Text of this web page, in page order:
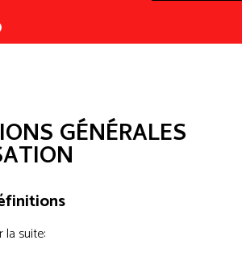
GÉNÉRALES
la suite: